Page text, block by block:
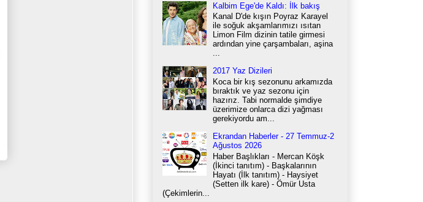
Kalbim Ege'de Kaldı: İlk bakış
Kanal D'de kışın Poyraz Karayel
ile soğuk akşamlarımızı ısıtan
Limon Film dizinin tatile girmesi
ardından yine çarşambaları, aşina
...
2017 Yaz Dizileri
Koca bir kış sezonunu arkamızda
bıraktık ve yaz sezonu için
hazırız. Tabi normalde şimdiye
üzerimize onlarca dizi yağması
gerekiyordu am...
Ekrandan Haberler - 27 Temmuz-2
Ağustos 2026
Haber Başlıkları - Mercan Köşk
(İkinci tanıtım) - Başkalarının
Hayatı (İlk tanıtım) - Haysiyet
(Setten ilk kare) - Ömür Usta
(Çekimlerin...